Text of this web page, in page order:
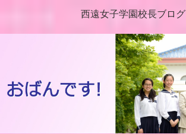
西遠女子学園校長ブログ